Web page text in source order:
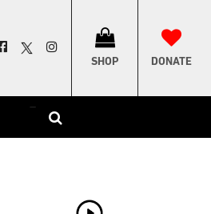
SHOP DONATE
–